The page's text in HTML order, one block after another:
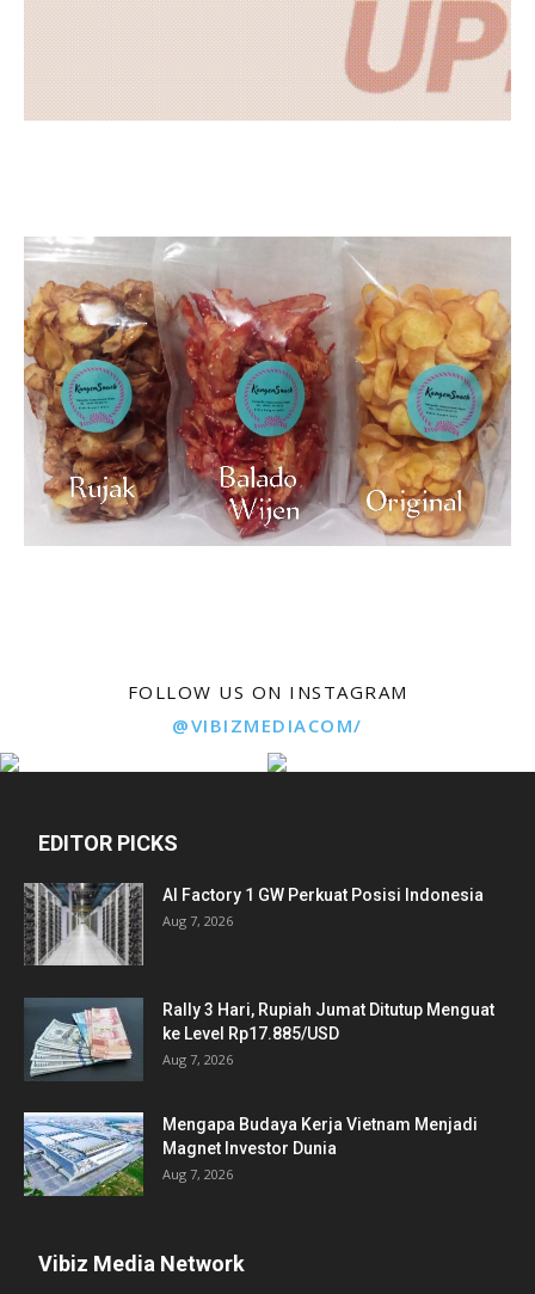
FOLLOW US ON INSTAGRAM
@VIBIZMEDIACOM/
EDITOR PICKS
AI Factory 1 GW Perkuat Posisi Indonesia
Aug 7, 2026
Rally 3 Hari, Rupiah Jumat Ditutup Menguat
ke Level Rp17.885/USD
Aug 7, 2026
Mengapa Budaya Kerja Vietnam Menjadi
Magnet Investor Dunia
Aug 7, 2026
Vibiz Media Network